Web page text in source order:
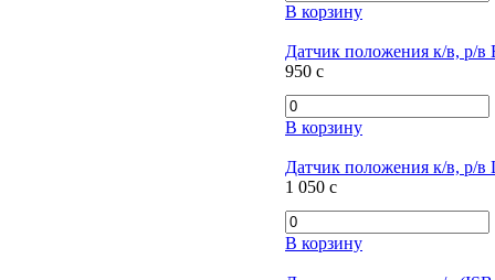
В корзину
Датчик положения к/в, р/в
950 c
В корзину
Датчик положения к/в, р/в
1 050 c
В корзину